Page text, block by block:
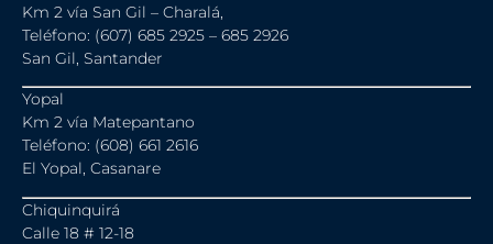
Km 2 vía San Gil – Charalá,
Teléfono: (607) 685 2925 – 685 2926
San Gil, Santander
Yopal
Km 2 vía Matepantano
Teléfono: (608) 661 2616
El Yopal, Casanare
Chiquinquirá
Calle 18 # 12-18